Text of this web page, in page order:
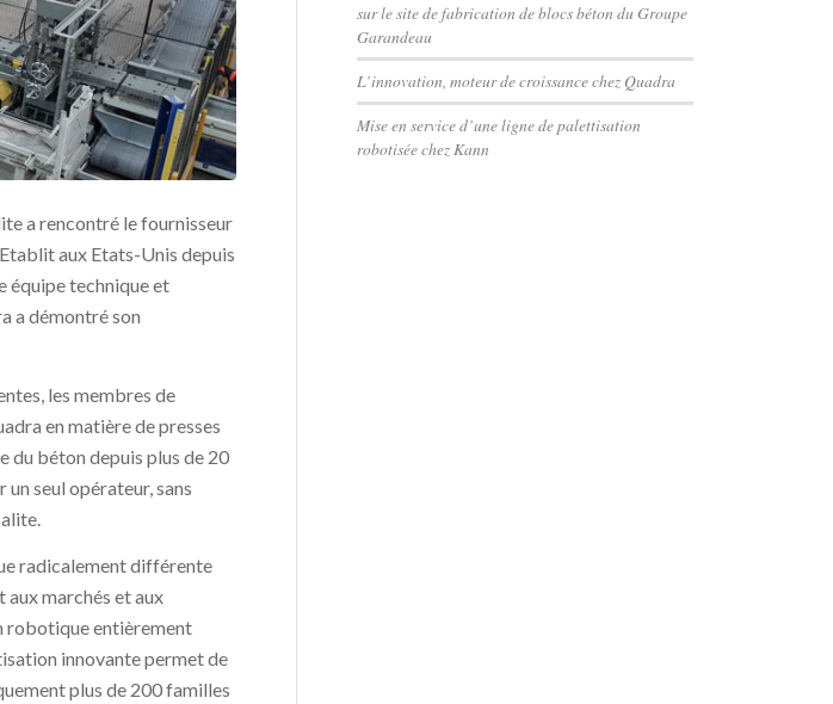
a rencontré le fournisseur
aux Etats-Unis depuis
équipe technique et
a démontré son
les membres de
en matière de presses
du béton depuis plus de 20
seul opérateur, sans
radicalement différente
aux marchés et aux
robotique entièrement
innovante permet de
plus de 200 familles
sur le site de fabrication de blocs béton du Groupe
Garandeau
L’innovation, moteur de croissance chez Quadra
Mise en service d’une ligne de palettisation
robotisée chez Kann